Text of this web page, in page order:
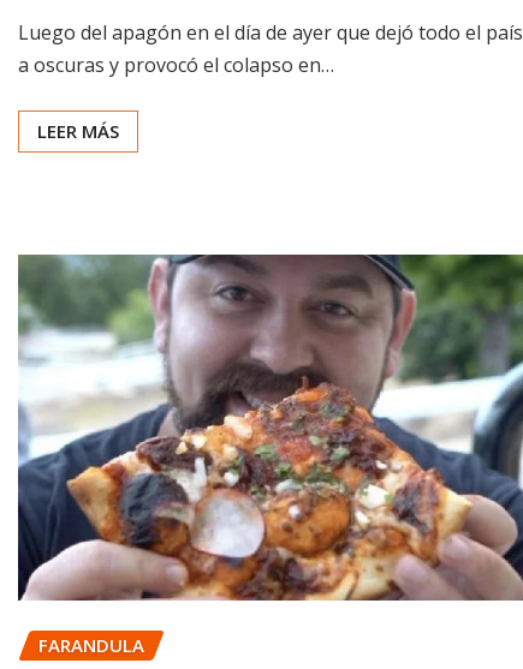
Luego del apagón en el día de ayer que dejó todo el país
a oscuras y provocó el colapso en…
LEER MÁS
FARANDULA